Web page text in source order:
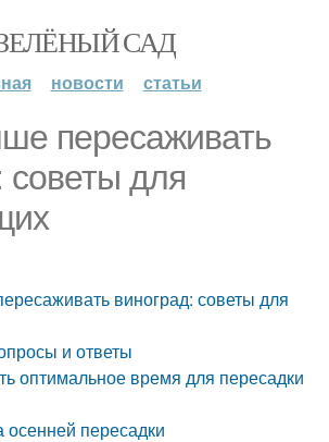
САД
новости статьи
пересаживать
советы для
виноград: советы для
и ответы
оптимальное время для пересадки
пересадки